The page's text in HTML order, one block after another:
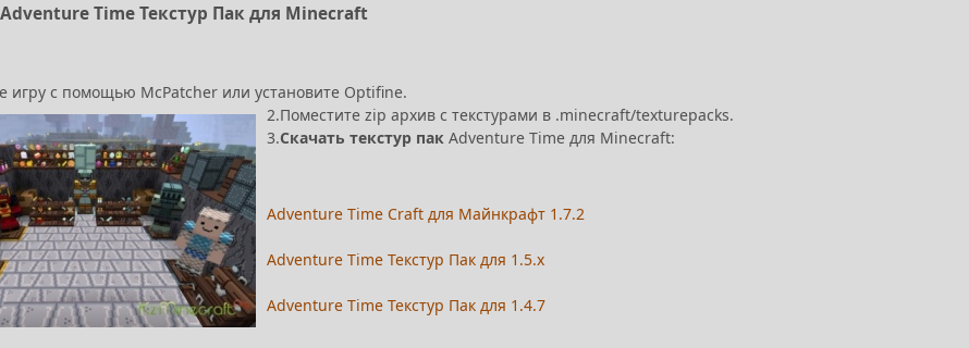
Time Текстур Пак для Minecraft
игру с помощью McPatcher или установите Optifine.
2.Поместите zip архив с текстурами в .minecraft/texturepacks.
3.Скачать текстур пак Adventure Time для Minecraft:
Adventure Time Craft для Майнкрафт 1.7.2
Adventure Time Текстур Пак для 1.5.х
Adventure Time Текстур Пак для 1.4.7